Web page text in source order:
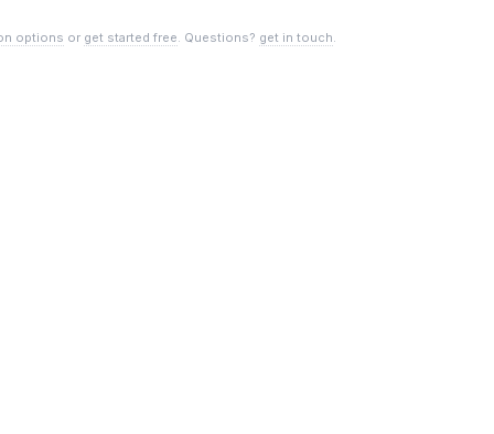
options or get started free. Questions? get in touch.